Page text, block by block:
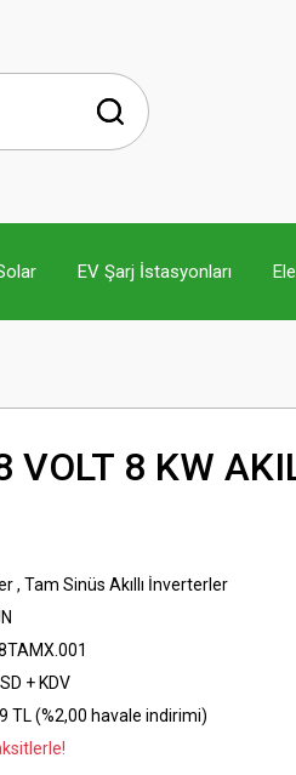
EV Şarj İstasyonları
VOLT 8 KW
, Tam Sinüs Akıllı İnverterler
+ KDV
TL (%2,00 havale indirimi)